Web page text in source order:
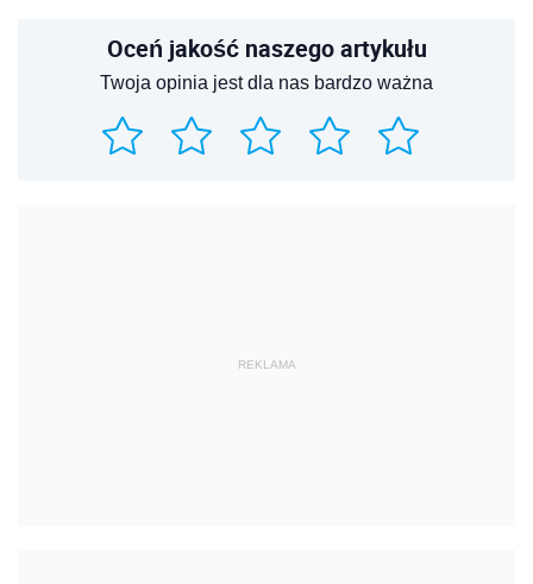
Oceń jakość naszego artykułu
Twoja opinia jest dla nas bardzo ważna
REKLAMA